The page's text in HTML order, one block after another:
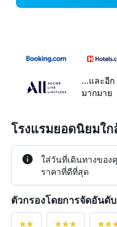
...และอีก
มากมาย
โรงแรมยอดนิยมใ
ใส่วันที่เดินทางของ
ราคาที่ดีที่สุด
ตัวกรองโดยการจัดอันดั